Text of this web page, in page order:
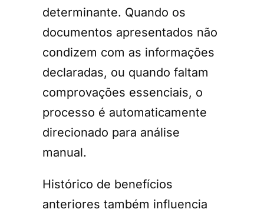
determinante. Quando os
documentos apresentados não
condizem com as informações
declaradas, ou quando faltam
comprovações essenciais, o
processo é automaticamente
direcionado para análise
manual.
Histórico de benefícios
anteriores também influencia